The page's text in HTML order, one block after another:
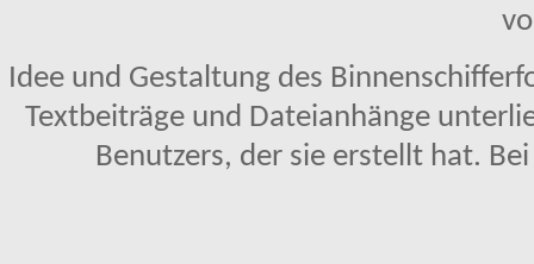
Idee und Gestaltung des
Textbeiträge und Dateianhänge
Benutzers, der sie erstellt hat.